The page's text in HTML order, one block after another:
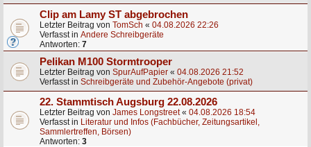
Clip am Lamy ST abgebrochen
Letzter Beitrag von TomSch « 04.08.2026 22:26
Verfasst in Andere Schreibgeräte
Antworten: 7
Pelikan M100 Stormtrooper
Letzter Beitrag von SpurAufPapier « 04.08.2026 21:52
Verfasst in Schreibgeräte und Zubehör-Angebote (privat)
22. Stammtisch Augsburg 22.08.2026
Letzter Beitrag von James Longstreet« 04.08.2026 18:54
Verfasst in Literatur und Infos (Fachbücher, Zeitungsartikel,
Sammlertreffen, Börsen)
Antworten: 3